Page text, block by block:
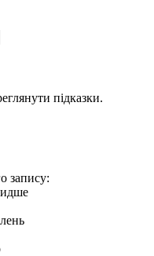
підказки.
запису: